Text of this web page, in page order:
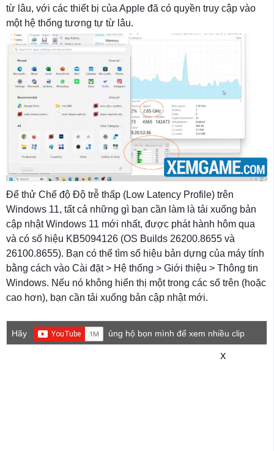
từ lâu, với các thiết bị của Apple đã có quyền truy cập vào
một hệ thống tương tự từ lâu.
Để thử Chế độ Độ trễ thấp (Low Latency Profile) trên
Windows 11, tất cả những gì bạn cần làm là tải xuống bản
cập nhật Windows 11 mới nhất, được phát hành hôm qua
và có số hiệu KB5094126 (OS Builds 26200.8655 và
26100.8655). Bạn có thể tìm số hiệu bản dựng của máy tính
bằng cách vào Cài đặt > Hệ thống > Giới thiệu > Thông tin
Windows. Nếu nó không hiển thị một trong các số trên (hoặc
cao hơn), bạn cần tải xuống bản cập nhật mới.
Hãy
ủng hộ bọn mình để xem nhiều clip
X